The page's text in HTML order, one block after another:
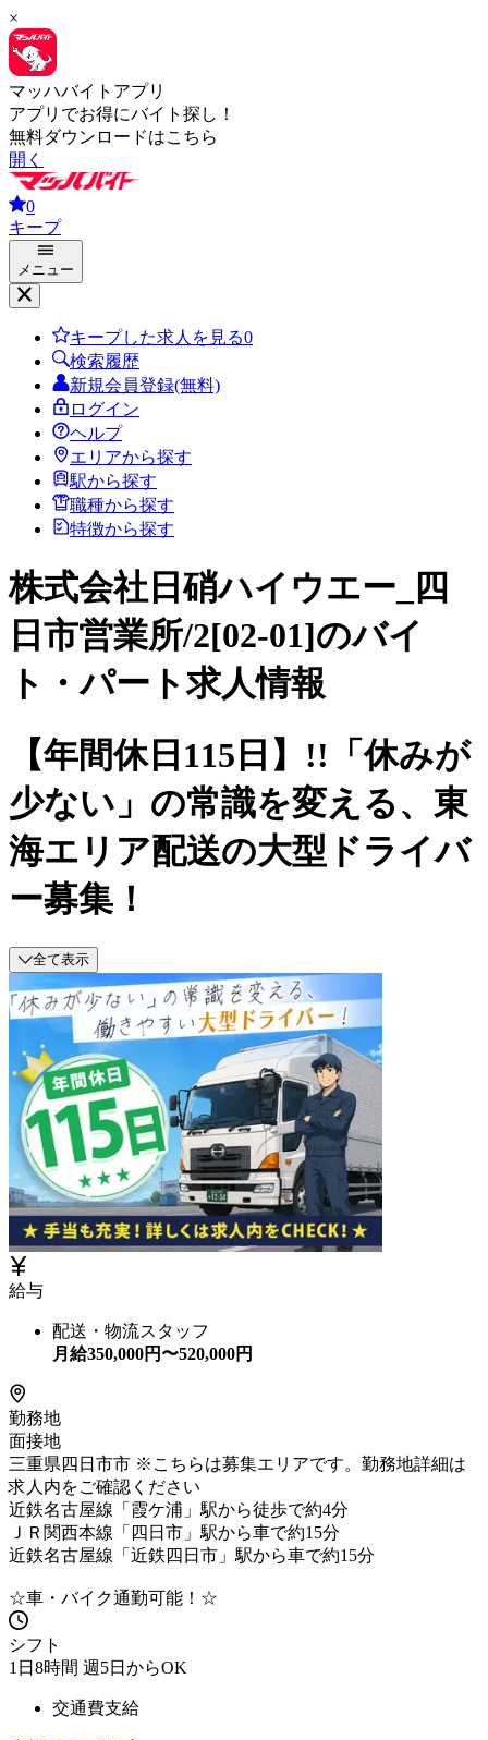
×
マッハバイトアプリ
アプリでお得にバイト探し！
無料ダウンロードはこちら
開く
0
キープ
メニュー
キープした求人を見る0
検索履歴
新規会員登録(無料)
ログイン
ヘルプ
エリアから探す
駅から探す
職種から探す
特徴から探す
株式会社日硝ハイウエー_四
日市営業所/2[02-01]のバイ
ト・パート求人情報
【年間休日115日】!!「休みが
少ない」の常識を変える、東
海エリア配送の大型ドライバ
ー募集！
全て表示
給与
配送・物流スタッフ
月給350,000円〜520,000円
勤務地
面接地
三重県四日市市 ※こちらは募集エリアです。勤務地詳細は
求人内をご確認ください
近鉄名古屋線「霞ケ浦」駅から徒歩で約4分
ＪＲ関西本線「四日市」駅から車で約15分
近鉄名古屋線「近鉄四日市」駅から車で約15分
☆車・バイク通勤可能！☆
シフト
1日8時間 週5日からOK
交通費支給